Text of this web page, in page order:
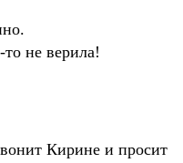
не верила!
Кирине и просит